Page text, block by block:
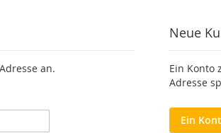
an.
Neue
Ein Konto
Adresse
Ein